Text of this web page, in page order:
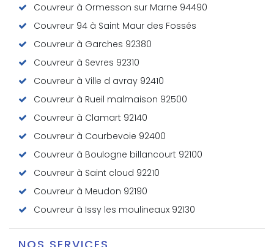
Couvreur à Ormesson sur Marne 94490
Couvreur 94 à Saint Maur des Fossés
Couvreur à Garches 92380
Couvreur à Sevres 92310
Couvreur à Ville d avray 92410
Couvreur à Rueil malmaison 92500
Couvreur à Clamart 92140
Couvreur à Courbevoie 92400
Couvreur à Boulogne billancourt 92100
Couvreur à Saint cloud 92210
Couvreur à Meudon 92190
Couvreur à Issy les moulineaux 92130